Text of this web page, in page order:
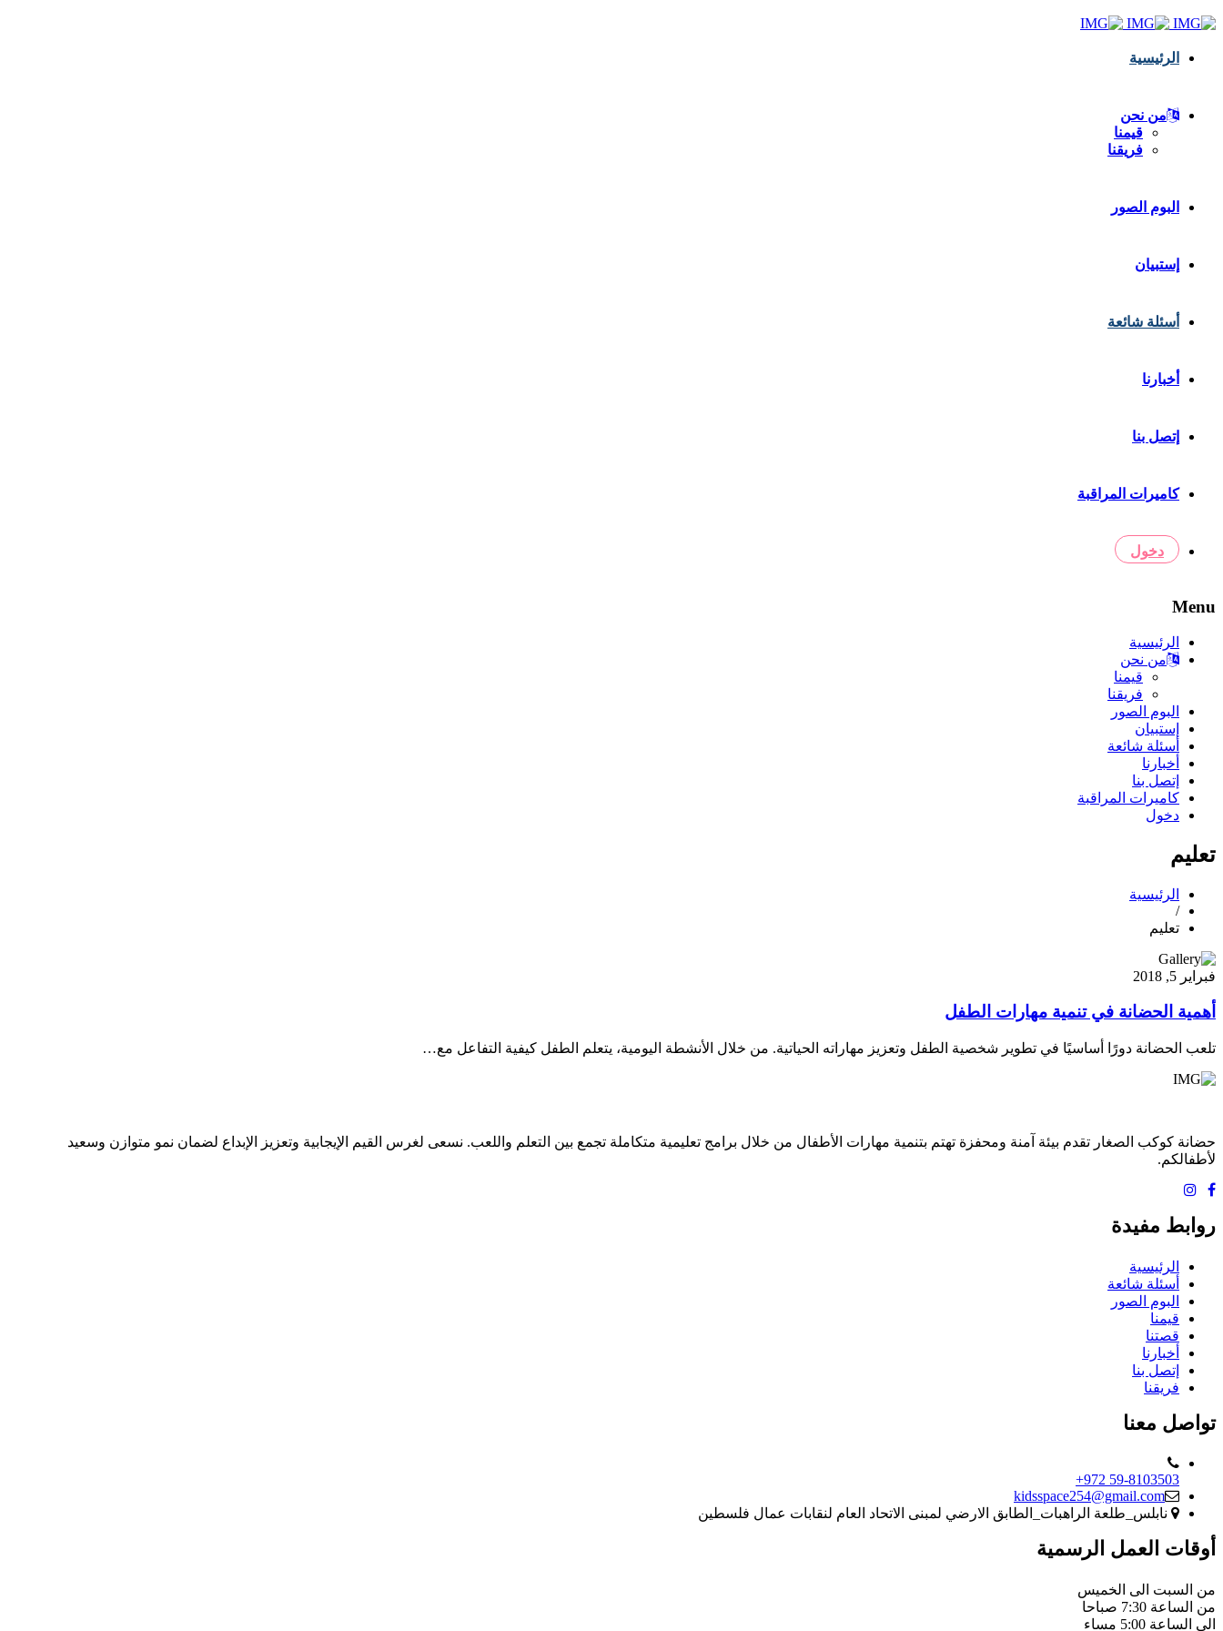
الرئيسية
من نحن
قيمنا
فريقنا
البوم الصور
إستبيان
أسئلة شائعة
أخبارنا
إتصل بنا
كاميرات المراقبة
دخول
Menu
الرئيسية
من نحن
قيمنا
فريقنا
البوم الصور
إستبيان
أسئلة شائعة
أخبارنا
إتصل بنا
كاميرات المراقبة
دخول
تعليم
الرئيسية
/
تعليم
فبراير 5, 2018
أهمية الحضانة في تنمية مهارات الطفل
تلعب الحضانة دورًا أساسيًا في تطوير شخصية الطفل وتعزيز مهاراته الحياتية. من خلال الأنشطة اليومية، يتعلم الطفل كيفية التفاعل مع…
حضانة كوكب الصغار تقدم بيئة آمنة ومحفزة تهتم بتنمية مهارات الأطفال من خلال برامج تعليمية متكاملة تجمع بين التعلم واللعب. نسعى لغرس القيم الإيجابية وتعزيز الإبداع لضمان نمو متوازن وسعيد
لأطفالكم.
روابط مفيدة
الرئيسية
أسئلة شائعة
البوم الصور
قيمنا
قصتنا
أخبارنا
إتصل بنا
فريقنا
تواصل معنا
+972 59-8103503
kidsspace254@gmail.com
نابلس_طلعة الراهبات_الطابق الارضي لمبنى الاتحاد العام لنقابات عمال فلسطين
أوقات العمل الرسمية
من السبت الى الخميس
من الساعة 7:30 صباحا
الى الساعة 5:00 مساء